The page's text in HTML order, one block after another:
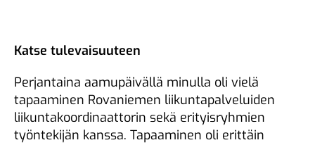
Katse tulevaisuuteen
Perjantaina aamupäivällä minulla oli vielä
tapaaminen Rovaniemen liikuntapalveluiden
liikuntakoordinaattorin sekä erityisryhmien
työntekijän kanssa. Tapaaminen oli erittäin